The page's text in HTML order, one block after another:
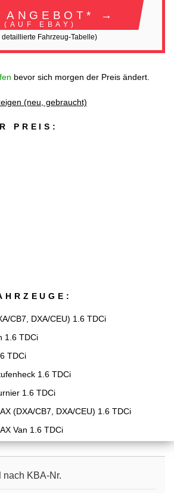
ANGEBOT* →
(AUF EBAY)
detaillierte Fahrzeug-Tabelle)
bevor sich morgen der Preis ändert.
(neu, gebraucht)
PREIS:
CB7, DXA/CEU) 1.6 TDCi
1.6 TDCi
TDCi
1.6 TDCi
1.6 TDCi
(DXA/CB7, DXA/CEU) 1.6 TDCi
Van 1.6 TDCi
nach KBA-Nr.